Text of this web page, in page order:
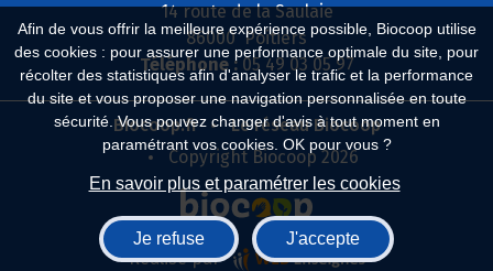
Afin de vous offrir la meilleure expérience possible, Biocoop utilise
des cookies : pour assurer une performance optimale du site, pour
récolter des statistiques afin d'analyser le trafic et la performance
du site et vous proposer une navigation personnalisée en toute
sécurité. Vous pouvez changer d'avis à tout moment en
paramétrant vos cookies. OK pour vous ?
En savoir plus et paramétrer les cookies
Je refuse J'accepte
14 route de la Saulaie
86000 Poitiers
Téléphone :05 49 03 05 97
Biocoop.fr
Le réseau Biocoop
Copyright Biocoop 2026
Réalisé par